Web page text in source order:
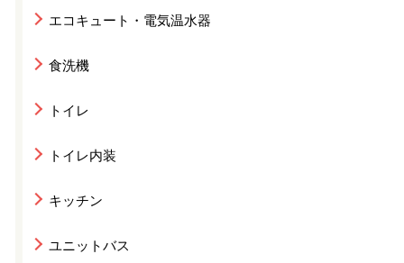
エコキュート・電気温水器
食洗機
トイレ
トイレ内装
キッチン
ユニットバス